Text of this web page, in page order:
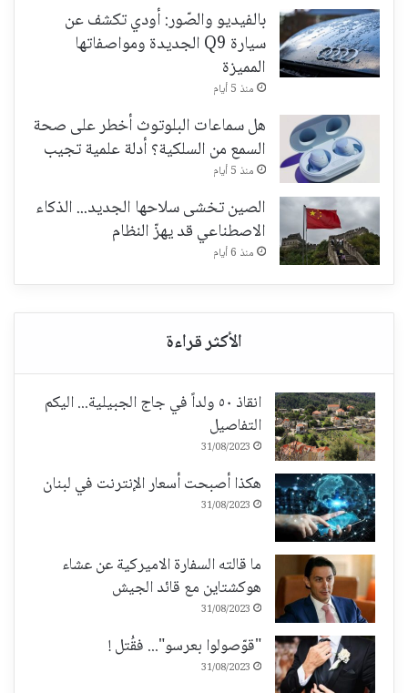
بالفيديو والصّور: أودي تكشف عن
سيارة Q9 الجديدة ومواصفاتها
المميزة
منذ 5 أيام
هل سماعات البلوتوث أخطر على صحة
السمع من السلكية؟ أدلة علمية تجيب
منذ 5 أيام
الصين تخشى سلاحها الجديد... الذكاء
الاصطناعي قد يهزّ النظام
منذ 6 أيام
انقاذ ٥٠ ولداً في جاج الجبيلية... اليكم
التفاصيل
31/08/2023
هكذا أصبحت أسعار الإنترنت في لبنان
31/08/2023
ما قالته السفارة الاميركية عن عشاء
هوكشتاين مع قائد الجيش
31/08/2023
"قوّصولوا بعرسو"... فقُتل !
31/08/2023